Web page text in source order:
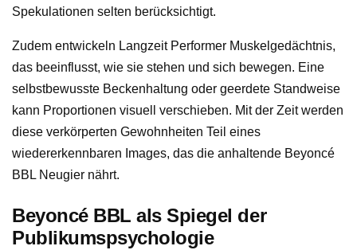
Spekulationen selten berücksichtigt.
Zudem entwickeln Langzeit Performer Muskelgedächtnis,
das beeinflusst, wie sie stehen und sich bewegen. Eine
selbstbewusste Beckenhaltung oder geerdete Standweise
kann Proportionen visuell verschieben. Mit der Zeit werden
diese verkörperten Gewohnheiten Teil eines
wiedererkennbaren Images, das die anhaltende Beyoncé
BBL Neugier nährt.
Beyoncé BBL als Spiegel der
Publikumspsychologie